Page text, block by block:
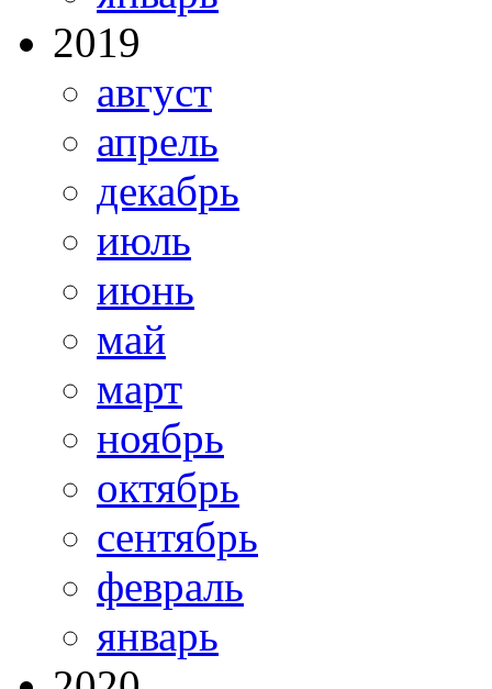
2019
август
апрель
декабрь
июль
июнь
май
март
ноябрь
октябрь
сентябрь
февраль
январь